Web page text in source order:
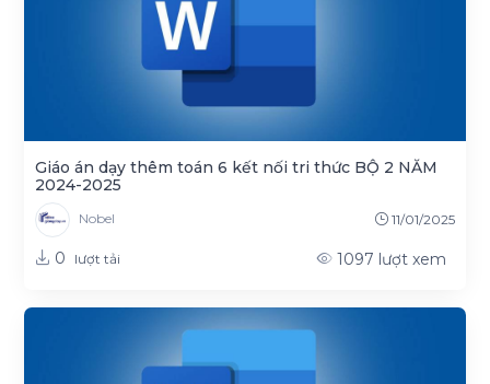
Giáo án dạy thêm toán 6 kết nối tri thức BỘ 2 NĂM
2024-2025
Nobel 11/01/2025
0 lượt tải 1097 lượt xem